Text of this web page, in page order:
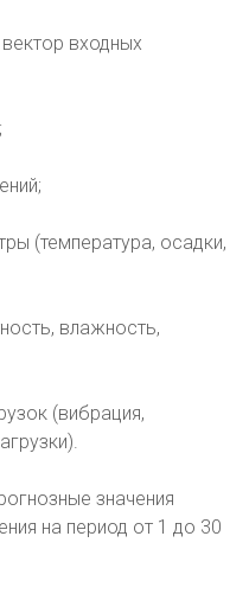
входных
(температура, осадки,
влажность,
(вибрация,
значения
на период от 1 до 30